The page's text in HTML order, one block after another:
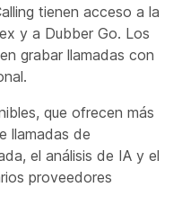
tienen acceso a la
y a Dubber Go. Los
grabar llamadas con
que ofrecen más
llamadas de
el análisis de IA y el
proveedores